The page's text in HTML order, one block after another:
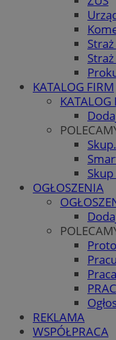
KATALOG FIRM
KATALOG
OGŁOSZENIA
REKLAMA
WSPÓŁPRACA